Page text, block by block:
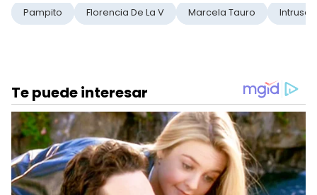
Pampito Florencia De La V Marcela Tauro Intrusos